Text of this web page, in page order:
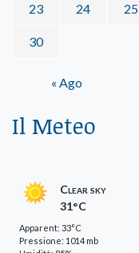
23 24 25
30
« Ago
Il Meteo
Clear sky
31°C
Apparent: 33°C
Pressione: 1014 mb